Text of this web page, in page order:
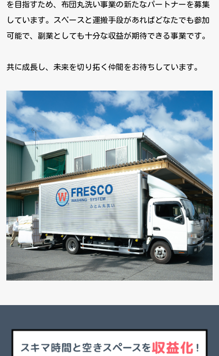
を目指すため、布団丸洗い事業の新たなパートナーを募集
しています。スペースと運搬手段があればどなたでも参加
可能で、副業としても十分な収益が期待できる事業です。
共に成長し、未来を切り拓く仲間をお待ちしています。